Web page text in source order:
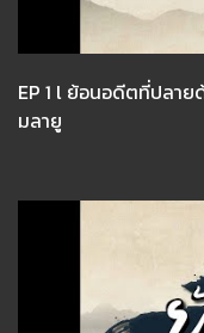
EP 1 l ย้อนอดีตที่ปลา
มลายู